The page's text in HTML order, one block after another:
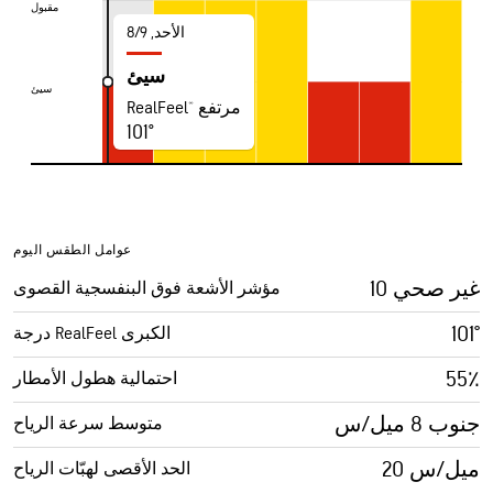
مقبول
سيئ
مقبول
سيئ
الأحد, 9‏/‏8
سيئ
RealFeel® مرتفع
101°
عوامل الطقس اليوم
مؤشر الأشعة فوق البنفسجية القصوى 10 غير صحي
درجة RealFeel الكبرى 101°
احتمالية هطول الأمطار 55٪
متوسط سرعة الرياح جنوب 8 ميل/س
الحد الأقصى لهبّات الرياح 20 ميل/س